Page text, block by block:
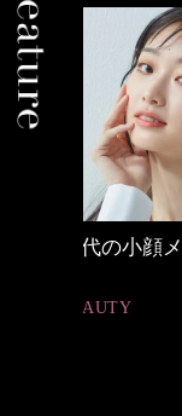
心地よく